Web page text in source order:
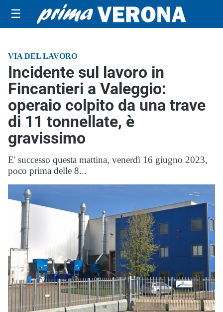
☰
VIA DEL LAVORO
Incidente sul lavoro in
Fincantieri a Valeggio:
operaio colpito da una trave
di 11 tonnellate, è
gravissimo
E' successo questa mattina, venerdì 16 giugno 2023,
poco prima delle 8...